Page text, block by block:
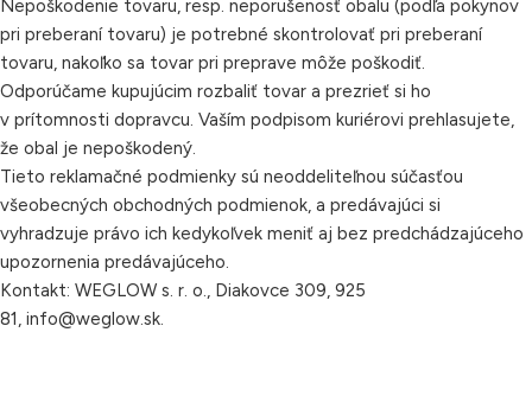
Nepoškodenie tovaru, resp. neporušenosť obalu (podľa pokynov
pri preberaní tovaru) je potrebné skontrolovať pri preberaní
tovaru, nakoľko sa tovar pri preprave môže poškodiť.
Odporúčame kupujúcim rozbaliť tovar a prezrieť si ho
v prítomnosti dopravcu. Vaším podpisom kuriérovi prehlasujete,
že obal je nepoškodený.
Tieto reklamačné podmienky sú neoddeliteľnou súčasťou
všeobecných obchodných podmienok, a predávajúci si
vyhradzuje právo ich kedykoľvek meniť aj bez predchádzajúceho
upozornenia predávajúceho.
Kontakt: WEGLOW s. r. o., Diakovce 309, 925
81, info@weglow.sk.